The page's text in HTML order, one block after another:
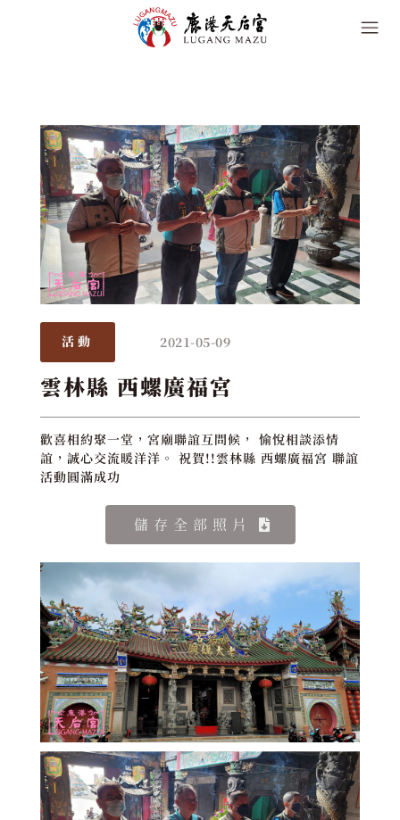
活動 2021-05-09
雲林縣 西螺廣福宮
歡喜相約聚一堂，宮廟聯誼互問候， 愉悅相談添情
誼，誠心交流暖洋洋。 祝賀!!雲林縣 西螺廣福宮 聯誼
活動圓滿成功
儲存全部照片